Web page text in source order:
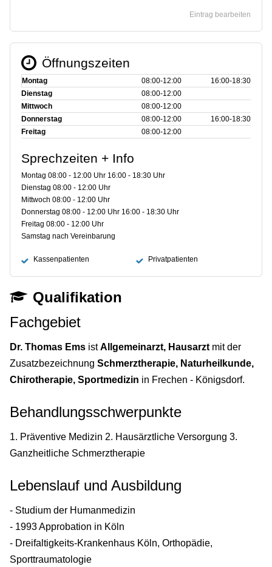
Eintrag bearbeiten
Öffnungszeiten
Montag 08:00‑12:00
16:00‑18:30
Dienstag
08:00‑12:00
Mittwoch
08:00‑12:00
Donnerstag
08:00‑12:00
16:00‑18:30
Freitag
08:00‑12:00
Sprechzeiten + Info
Montag 08:00 - 12:00 Uhr 16:00 - 18:30 Uhr
Dienstag 08:00 - 12:00 Uhr
Mittwoch 08:00 - 12:00 Uhr
Donnerstag 08:00 - 12:00 Uhr 16:00 - 18:30 Uhr
Freitag 08:00 - 12:00 Uhr
Samstag nach Vereinbarung
Kassenpatienten Privatpatienten
Qualifikation
Fachgebiet
Dr. Thomas Ems istAllgemeinarzt, Hausarzt mit der
Zusatzbezeichnung Schmerztherapie, Naturheilkunde,
Chirotherapie, Sportmedizin in Frechen - Königsdorf.
Behandlungsschwerpunkte
1. Präventive Medizin 2. Hausärztliche Versorgung 3.
Ganzheitliche Schmerztherapie
Lebenslauf und Ausbildung
- Studium der Humanmedizin
- 1993 Approbation in Köln
- Dreifaltigkeits-Krankenhaus Köln, Orthopädie,
Sporttraumatologie